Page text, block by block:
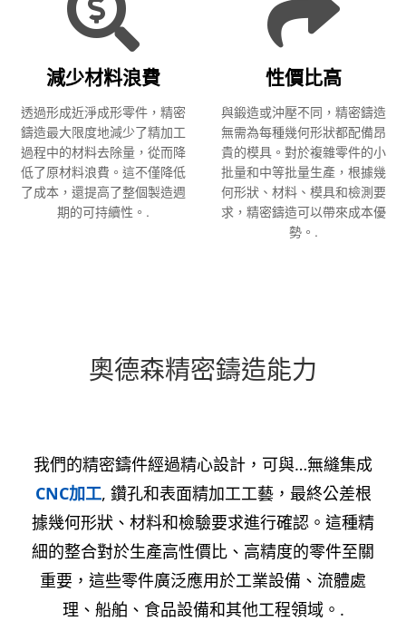
減少材料浪費
透過形成近淨成形零件，精密
鑄造最大限度地減少了精加工
過程中的材料去除量，從而降
低了原材料浪費。這不僅降低
了成本，還提高了整個製造週
期的可持續性。.
性價比高
與鍛造或沖壓不同，精密鑄造
無需為每種幾何形狀都配備昂
貴的模具。對於複雜零件的小
批量和中等批量生產，根據幾
何形狀、材料、模具和檢測要
求，精密鑄造可以帶來成本優
勢。.
奧德森精密鑄造能力
我們的精密鑄件經過精心設計，可與…無縫集成
CNC加工, 鑽孔和表面精加工工藝，最終公差根
據幾何形狀、材料和檢驗要求進行確認。這種精
細的整合對於生產高性價比、高精度的零件至關
重要，這些零件廣泛應用於工業設備、流體處
理、船舶、食品設備和其他工程領域。.